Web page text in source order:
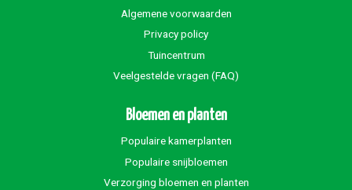
Algemene voorwaarden
Privacy policy
Tuincentrum
Veelgestelde vragen (FAQ)
Bloemen en planten
Populaire kamerplanten
Populaire snijbloemen
Verzorging bloemen en planten